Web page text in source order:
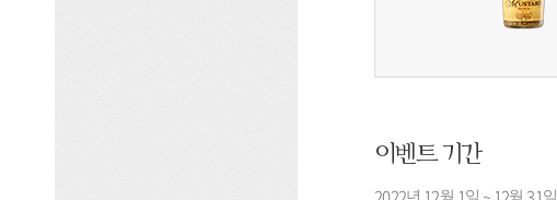
이벤트 기간